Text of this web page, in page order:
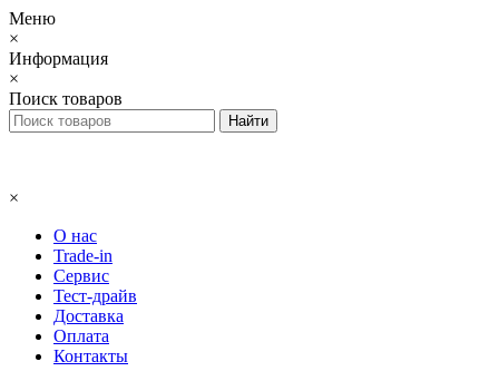
Меню
×
Информация
×
Поиск товаров
×
О нас
Trade-in
Сервис
Тест-драйв
Доставка
Оплата
Контакты